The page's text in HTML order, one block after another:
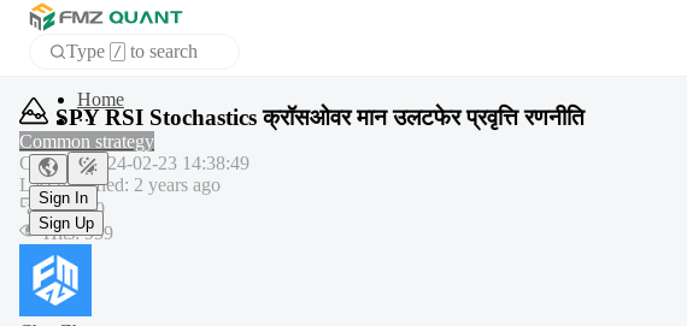
Type / to search
APP
Sign In
Sign Up
SPY RSI Stochastics क्रॉसओवर मान उलटफेर प्रवृत्ति रणनीति
Common strategy
Created :2024-02-23 14:38:49
Last modified: 2 years ago
Copy:0
Hits:959